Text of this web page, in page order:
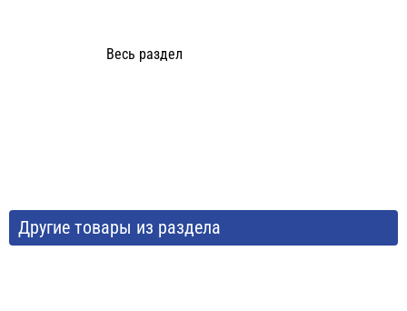
Весь раздел
Другие товары из раздела